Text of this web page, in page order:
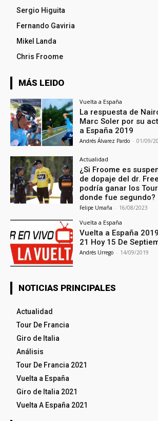
Sergio Higuita
Fernando Gaviria
Mikel Landa
Chris Froome
MÁS LEIDO
Vuelta a España
La respuesta de
Marc Soler por su
a España 2019
Andrés Álvarez Pardo - 01/09/
Actualidad
¿Si Froome es
de dopaje del dr.
podría ganar los
donde fue segundo?
Felipe Umaña - 16/08/2023
Vuelta a España
Vuelta a España
21 Hoy 15 De
Andrés Urrego - 14/09/2019
NOTICIAS PRINCIPALES
Actualidad
Tour De Francia
Giro de Italia
Análisis
Tour De Francia 2021
Vuelta a España
Giro de Italia 2021
Vuelta A España 2021